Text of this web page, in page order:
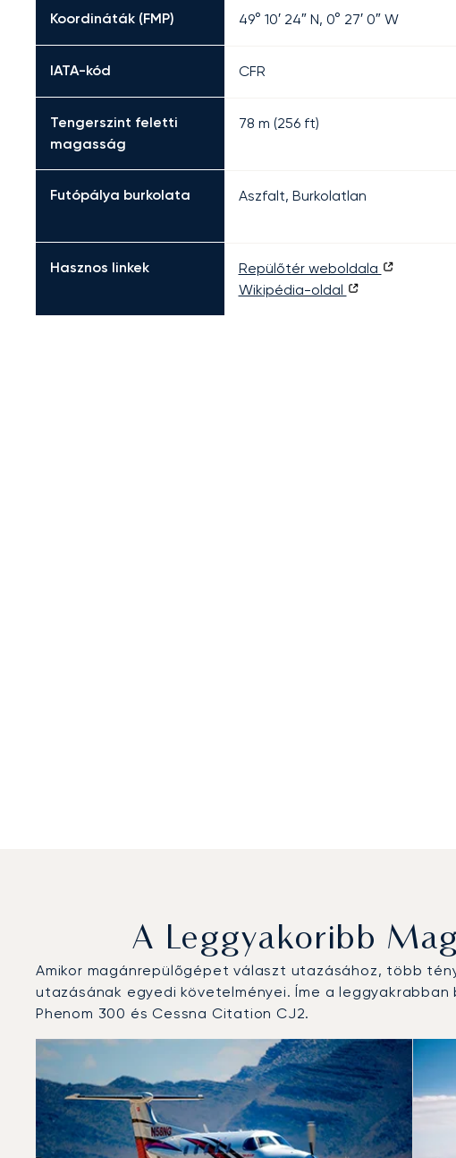
Koordináták (FMP) 49° 10′ 24″ N, 0° 27′ 0″ W
IATA-kód CFR
Tengerszint feletti
magasság
78 m (256 ft)
Futópálya burkolata Aszfalt, Burkolatlan
Hasznos linkek
Repülőtér weboldala
Wikipédia-oldal
A Leggyakoribb
Amikor magánrepülőgépet választ utazásához, több
utazásának egyedi követelményei. Íme a
Phenom 300 és Cessna Citation CJ2.
Caen Carpiquet repülőtér : A 3 legtöbbet repült repülőgép-
Repülőgép fotója Repülőgép-típus
Ülőhelyek
Sebesség (km/h)
Sebesség (csomó)Hatótávolság (km)
Hatótávolság (NM)